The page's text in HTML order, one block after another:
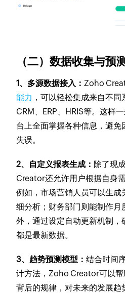
（二）数据收集与预
1、多源数据接入： Zoho
能力 ，可以轻松集成来自不
CRM、ERP、HRIS等。这样
台上全面掌握各种信息，避
失误。
2、自定义报表生成： 除了现
Creator还允许用户根据自身
例如，市场营销人员可以生成
细分析；财务部门则能制作月
外，通过设定自动更新机制，
都是最新数据。
3、趋势预测模型：结合时间
计方法，Zoho Creator可以
背后的规律，对未来的发展趋